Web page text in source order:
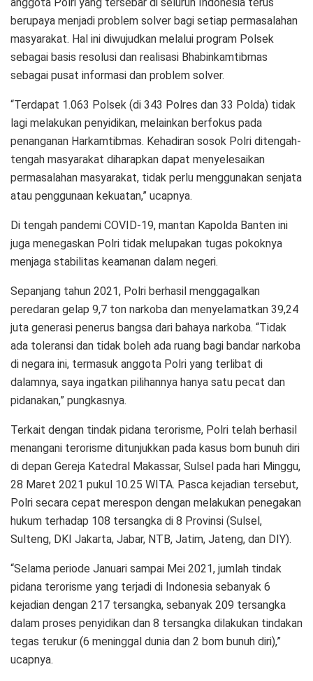
berupaya menjadi problem solver bagi setiap permasalahan
masyarakat. Hal ini diwujudkan melalui program Polsek
sebagai basis resolusi dan realisasi Bhabinkamtibmas
sebagai pusat informasi dan problem solver.
“Terdapat 1.063 Polsek (di 343 Polres dan 33 Polda) tidak
lagi melakukan penyidikan, melainkan berfokus pada
penanganan Harkamtibmas. Kehadiran sosok Polri ditengah-
tengah masyarakat diharapkan dapat menyelesaikan
permasalahan masyarakat, tidak perlu menggunakan senjata
atau penggunaan kekuatan,” ucapnya.
Di tengah pandemi COVID-19, mantan Kapolda Banten ini
juga menegaskan Polri tidak melupakan tugas pokoknya
menjaga stabilitas keamanan dalam negeri.
Sepanjang tahun 2021, Polri berhasil menggagalkan
peredaran gelap 9,7 ton narkoba dan menyelamatkan 39,24
juta generasi penerus bangsa dari bahaya narkoba. “Tidak
ada toleransi dan tidak boleh ada ruang bagi bandar narkoba
di negara ini, termasuk anggota Polri yang terlibat di
dalamnya, saya ingatkan pilihannya hanya satu pecat dan
pidanakan,” pungkasnya.
Terkait dengan tindak pidana terorisme, Polri telah berhasil
menangani terorisme ditunjukkan pada kasus bom bunuh diri
di depan Gereja Katedral Makassar, Sulsel pada hari Minggu,
28 Maret 2021 pukul 10.25 WITA. Pasca kejadian tersebut,
Polri secara cepat merespon dengan melakukan penegakan
hukum terhadap 108 tersangka di 8 Provinsi (Sulsel,
Sulteng, DKI Jakarta, Jabar, NTB, Jatim, Jateng, dan DIY).
“Selama periode Januari sampai Mei 2021, jumlah tindak
pidana terorisme yang terjadi di Indonesia sebanyak 6
kejadian dengan 217 tersangka, sebanyak 209 tersangka
dalam proses penyidikan dan 8 tersangka dilakukan tindakan
tegas terukur (6 meninggal dunia dan 2 bom bunuh diri),”
ucapnya.